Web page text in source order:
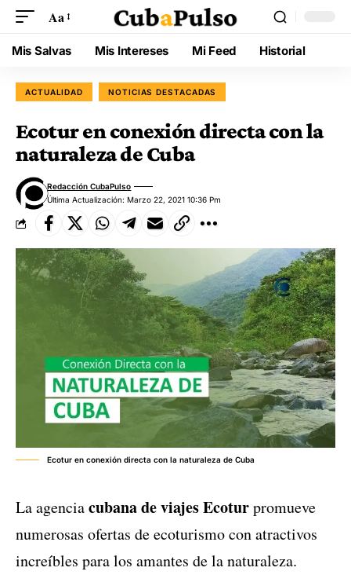
Aa
Mis Salvas Mis Intereses Mi Feed Historial
ACTUALIDAD NOTICIAS DESTACADAS
Ecotur en conexión directa con la
naturaleza de Cuba
Última Actualización: Marzo 22, 2021 10:36 Pm
Redacción CubaPulso
Ecotur en conexión directa con la naturaleza de Cuba
La agenciacubana de viajes Ecoturpromueve
numerosas ofertas de ecoturismo con atractivos
increíbles para los amantes de la naturaleza.